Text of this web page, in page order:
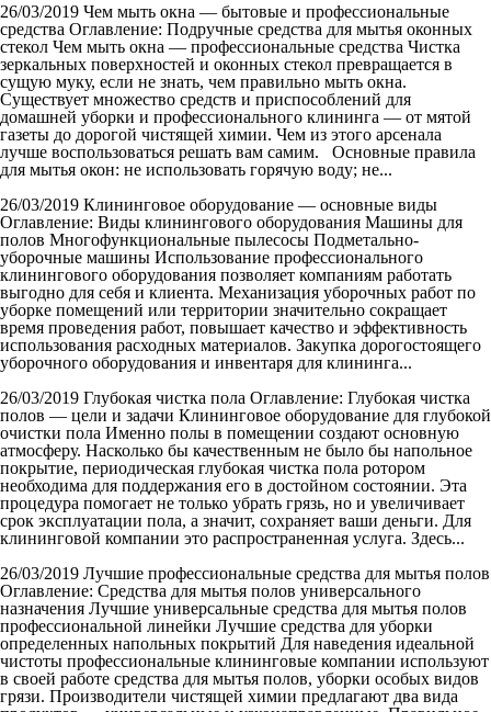
26/03/2019 Чем мыть окна — бытовые и профессиональные
средства Оглавление: Подручные средства для мытья оконных
стекол Чем мыть окна — профессиональные средства Чистка
зеркальных поверхностей и оконных стекол превращается в
сущую муку, если не знать, чем правильно мыть окна.
Существует множество средств и приспособлений для
домашней уборки и профессионального клининга — от мятой
газеты до дорогой чистящей химии. Чем из этого арсенала
лучше воспользоваться решать вам самим. Основные правила
для мытья окон: не использовать горячую воду; не...
26/03/2019 Клининговое оборудование — основные виды
Оглавление: Виды клинингового оборудования Машины для
полов Многофункциональные пылесосы Подметально-
уборочные машины Использование профессионального
клинингового оборудования позволяет компаниям работать
выгодно для себя и клиента. Механизация уборочных работ по
уборке помещений или территории значительно сокращает
время проведения работ, повышает качество и эффективность
использования расходных материалов. Закупка дорогостоящего
уборочного оборудования и инвентаря для клининга...
26/03/2019 Глубокая чистка пола Оглавление: Глубокая чистка
полов — цели и задачи Клининговое оборудование для глубокой
очистки пола Именно полы в помещении создают основную
атмосферу. Насколько бы качественным не было бы напольное
покрытие, периодическая глубокая чистка пола ротором
необходима для поддержания его в достойном состоянии. Эта
процедура помогает не только убрать грязь, но и увеличивает
срок эксплуатации пола, а значит, сохраняет ваши деньги. Для
клининговой компании это распространенная услуга. Здесь...
26/03/2019 Лучшие профессиональные средства для мытья полов
Оглавление: Средства для мытья полов универсального
назначения Лучшие универсальные средства для мытья полов
профессиональной линейки Лучшие средства для уборки
определенных напольных покрытий Для наведения идеальной
чистоты профессиональные клининговые компании используют
в своей работе средства для мытья полов, уборки особых видов
грязи. Производители чистящей химии предлагают два вида